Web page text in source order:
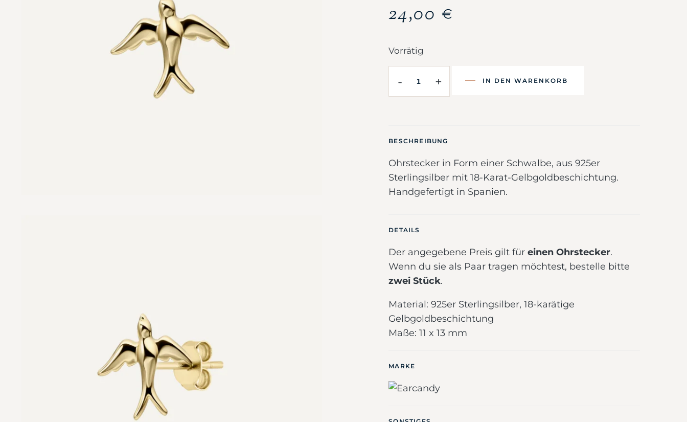
24,00 €
Vorrätig
- + IN DEN WARENKORB
BESCHREIBUNG
Ohrstecker in Form einer Schwalbe, aus 925er
Sterlingsilber mit 18-Karat-Gelbgoldbeschichtung.
Handgefertigt in Spanien.
DETAILS
Der angegebene Preis gilt füreinen Ohrstecker.
Wenn du sie als Paar tragen möchtest, bestelle bitte
zwei Stück.
Material: 925er Sterlingsilber, 18-karätige
Gelbgoldbeschichtung
Maße: 11 x 13 mm
MARKE